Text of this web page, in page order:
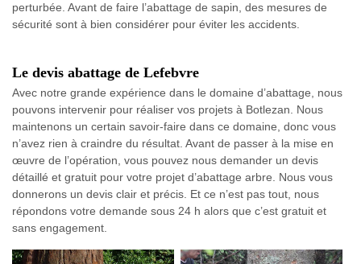
perturbée. Avant de faire l’abattage de sapin, des mesures de
sécurité sont à bien considérer pour éviter les accidents.
Le devis abattage de Lefebvre
Avec notre grande expérience dans le domaine d’abattage, nous
pouvons intervenir pour réaliser vos projets à Botlezan. Nous
maintenons un certain savoir-faire dans ce domaine, donc vous
n’avez rien à craindre du résultat. Avant de passer à la mise en
œuvre de l’opération, vous pouvez nous demander un devis
détaillé et gratuit pour votre projet d’abattage arbre. Nous vous
donnerons un devis clair et précis. Et ce n’est pas tout, nous
répondons votre demande sous 24 h alors que c’est gratuit et
sans engagement.